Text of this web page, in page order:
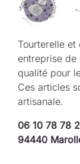
Tourterelle et
entreprise de
qualité pour
Ces articles
artisanale.
06 10 78 78
94440